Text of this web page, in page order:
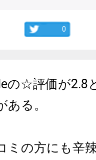
0
の☆評価が2.8
る。
ミの方にも辛